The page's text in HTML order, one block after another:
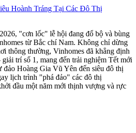
Hoành Tráng Tại Các Đô Thị
"cơn lốc" lễ hội đang đổ bộ và bùng
từ Bắc chí Nam. Không chỉ dừng
thông thường, Vinhomes đã khẳng định
trí số 1, mang đến trải nghiệm Tết mới
đảo Hoàng Gia Vũ Yên đến siêu đô thị
lịch trình "phá đảo" các đô thị
đầu một năm mới thịnh vượng và rực